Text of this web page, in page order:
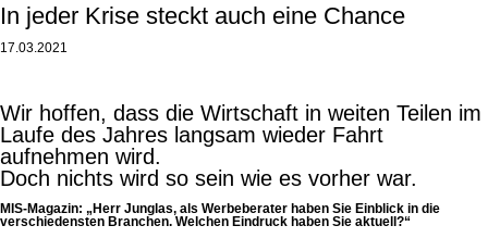
In jeder Krise steckt auch eine Chance
17.03.2021
Wir hoffen, dass die Wirtschaft in weiten Teilen im
Laufe des Jahres langsam wieder Fahrt
aufnehmen wird.
Doch nichts wird so sein wie es vorher war.
MIS-Magazin: „Herr Junglas, als Werbeberater haben Sie Einblick in die
verschiedensten Branchen. Welchen Eindruck haben Sie aktuell?“